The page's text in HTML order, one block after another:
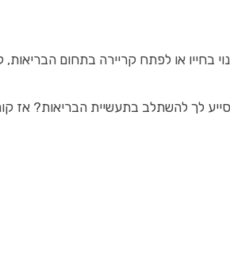
בחייו או לפתח קריירה בתחום
לך להשתלב בתעשיית הבריאות? אז